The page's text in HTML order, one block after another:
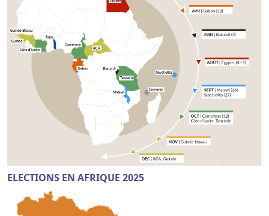
ELECTIONS EN AFRIQUE 2025